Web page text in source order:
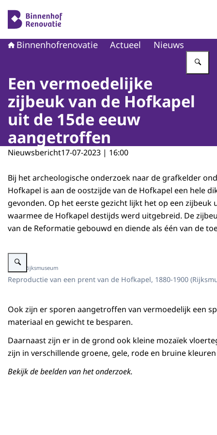
Binnenhofrenovatie Actueel Nieuws
Een vermoedelijke
zijbeuk van de Hofkapel
uit de 15de eeuw
aangetroffen
Nieuwsbericht17-07-2023 | 16:00
Bij het archeologische onderzoek naar de grafkelder
Hofkapel is aan de oostzijde van de Hofkapel een hele
gevonden. Op het eerste gezicht lijkt het op een zijbeuk
waarmee de Hofkapel destijds werd uitgebreid. De
van de Reformatie gebouwd en diende als één van de
Vergroot afbeelding Reproductie prent Hofkapel
Beeld: Rijksmuseum
Reproductie van een prent van de Hofkapel, 1880-1900
Ook zijn er sporen aangetroffen van vermoedelijk een
materiaal en gewicht te besparen.
Daarnaast zijn er in de grond ook kleine mozaïek
zijn in verschillende groene, gele, rode en bruine
Bekijk de beelden van het onderzoek.